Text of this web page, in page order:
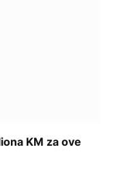
KM za ove